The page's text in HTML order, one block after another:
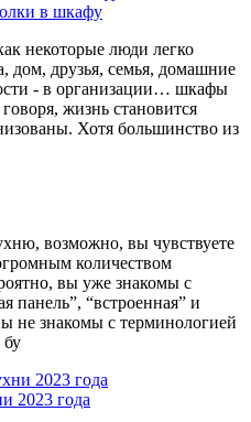
в шкафу
некоторые люди легко
дом, друзья, семья, домашние
- в организации… шкафы
жизнь становится
Хотя большинство из
возможно, вы чувствуете
количеством
вы уже знакомы с
панель”, “встроенная” и
не знакомы с терминологией
бу
2023 года